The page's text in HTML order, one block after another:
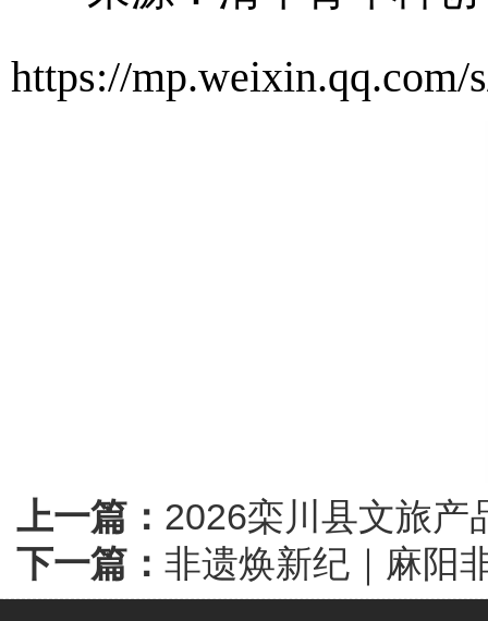
https://
上一篇： 2026栾川县文旅产
下一篇： 非遗焕新纪｜麻阳